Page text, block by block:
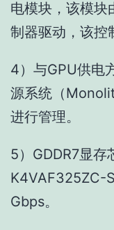
电模块，该模块
制器驱动，该控
4）与GPU供电
源系统（
进行管理。
5）GDDR7显存
K4VAF325ZC-
Gbps。